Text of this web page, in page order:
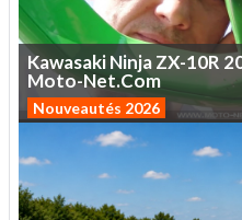
KawasakiNinjaZX-10R
Moto-Net.Com
Nouveautés 2026